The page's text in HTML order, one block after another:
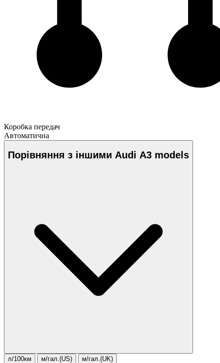
Коробка передач
Автоматична
Порівняння з іншими Audi A3 models
л/100км м/гал.(US) м/гал.(UK)